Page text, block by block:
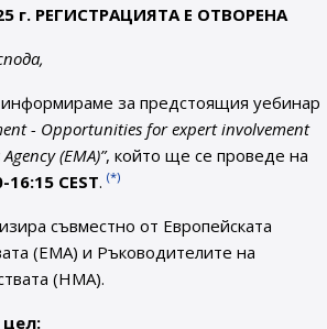
г. РЕГИСТРАЦИЯТА Е ОТВОРЕНА
за предстоящия уебинар
- Opportunities for expert involvement
(EMA)”, който ще се проведе на
CEST. (*)
съвместно от Европейската
(EMA) и Ръководителите на
(HMA).